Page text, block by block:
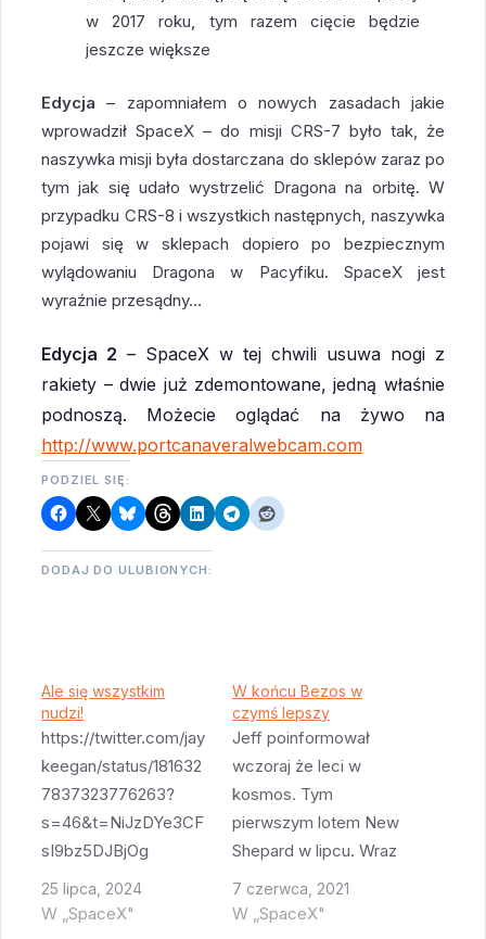
w 2017 roku, tym razem cięcie będzie
jeszcze większe
Edycja – zapomniałem o nowych zasadach jakie
wprowadził SpaceX – do misji CRS-7 było tak, że
naszywka misji była dostarczana do sklepów zaraz po
tym jak się udało wystrzelić Dragona na orbitę. W
przypadku CRS-8 i wszystkich następnych, naszywka
pojawi się w sklepach dopiero po bezpiecznym
wylądowaniu Dragona w Pacyfiku. SpaceX jest
wyraźnie przesądny…
Edycja 2 – SpaceX w tej chwili usuwa nogi z
rakiety – dwie już zdemontowane, jedną właśnie
podnoszą. Możecie oglądać na żywo na
http://www.portcanaveralwebcam.com
PODZIEL SIĘ:
DODAJ DO ULUBIONYCH:
Ale się wszystkim
nudzi!
https://twitter.com/jay
keegan/status/181632
7837323776263?
s=46&t=NiJzDYe3CF
sI9bz5DJBjOg
SpaceX się tak nie
może doczekać
25 lipca, 2024
W „SpaceX"
W końcu Bezos w
czymś lepszy
Jeff poinformował
wczoraj że leci w
kosmos. Tym
pierwszym lotem New
Shepard w lipcu. Wraz
z bratem i osobą która
wygra licytację.
7 czerwca, 2021
W „SpaceX"